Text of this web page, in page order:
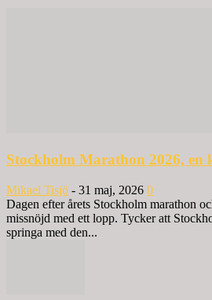
Stockholm Marathon 2026, en
Mikael Tisjö - 31 maj, 2026 0
Dagen efter årets Stockholm marathon
missnöjd med ett lopp. Tycker att
springa med den...